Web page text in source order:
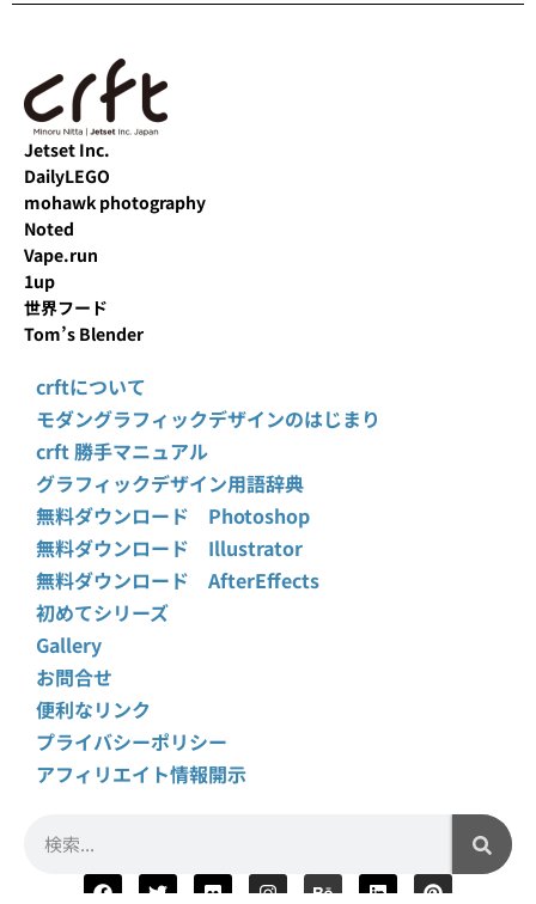
Jetset Inc.
DailyLEGO
mohawk photography
Noted
Vape.run
1up
世界フード
Tom’s Blender
crftについて
モダングラフィックデザインのはじまり
crft 勝手マニュアル
グラフィックデザイン用語辞典
無料ダウンロード Photoshop
無料ダウンロード Illustrator
無料ダウンロード AfterEffects
初めてシリーズ
Gallery
お問合せ
便利なリンク
プライバシーポリシー
アフィリエイト情報開示